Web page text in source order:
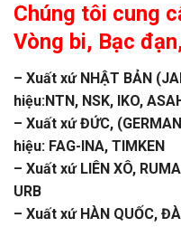
Chúng tôi cung
Vòng bi, Bạc đạn
– Xuất xứ NHẬT BẢN
hiệu:NTN, NSK, IKO,
– Xuất xứ ĐỨC,
hiệu: FAG-INA, TIMKEN
– Xuất xứ LIÊN XÔ,
URB
– Xuất xứ HÀN QUỐC,